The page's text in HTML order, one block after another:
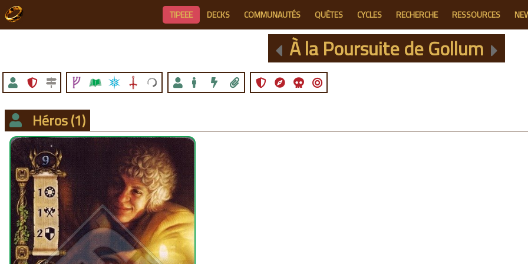
TIPEEE DECKS COMMUNAUTÉS QUÊTES CYCLES RECHERCHE RESSOURCES
À la Poursuite de Gollum
Héros(1)